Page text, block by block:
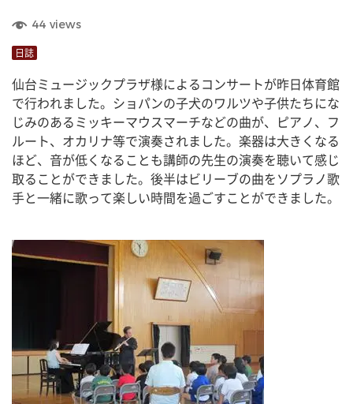
44 views
日誌
仙台ミュージックプラザ様によるコンサートが昨日体育館
で行われました。ショパンの子犬のワルツや子供たちにな
じみのあるミッキーマウスマーチなどの曲が、ピアノ、フ
ルート、オカリナ等で演奏されました。楽器は大きくなる
ほど、音が低くなることも講師の先生の演奏を聴いて感じ
取ることができました。後半はビリーブの曲をソプラノ歌
手と一緒に歌って楽しい時間を過ごすことができました。